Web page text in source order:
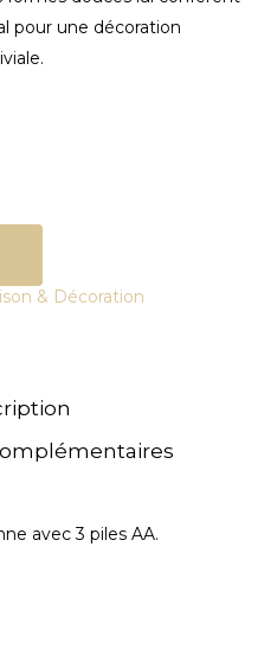
pour une décoration
& Décoration
avec 3 piles AA.